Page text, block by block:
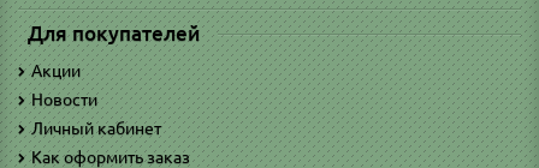
Для покупателей
Акции
Новости
Личный кабинет
Как оформить заказ